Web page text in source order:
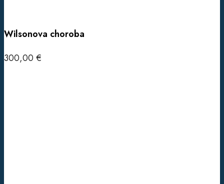
Wilsonova choroba
300,00 €